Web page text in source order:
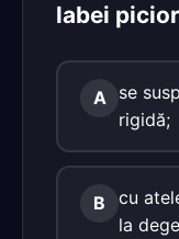
labei
A
se
rigidă;
B
cu
la